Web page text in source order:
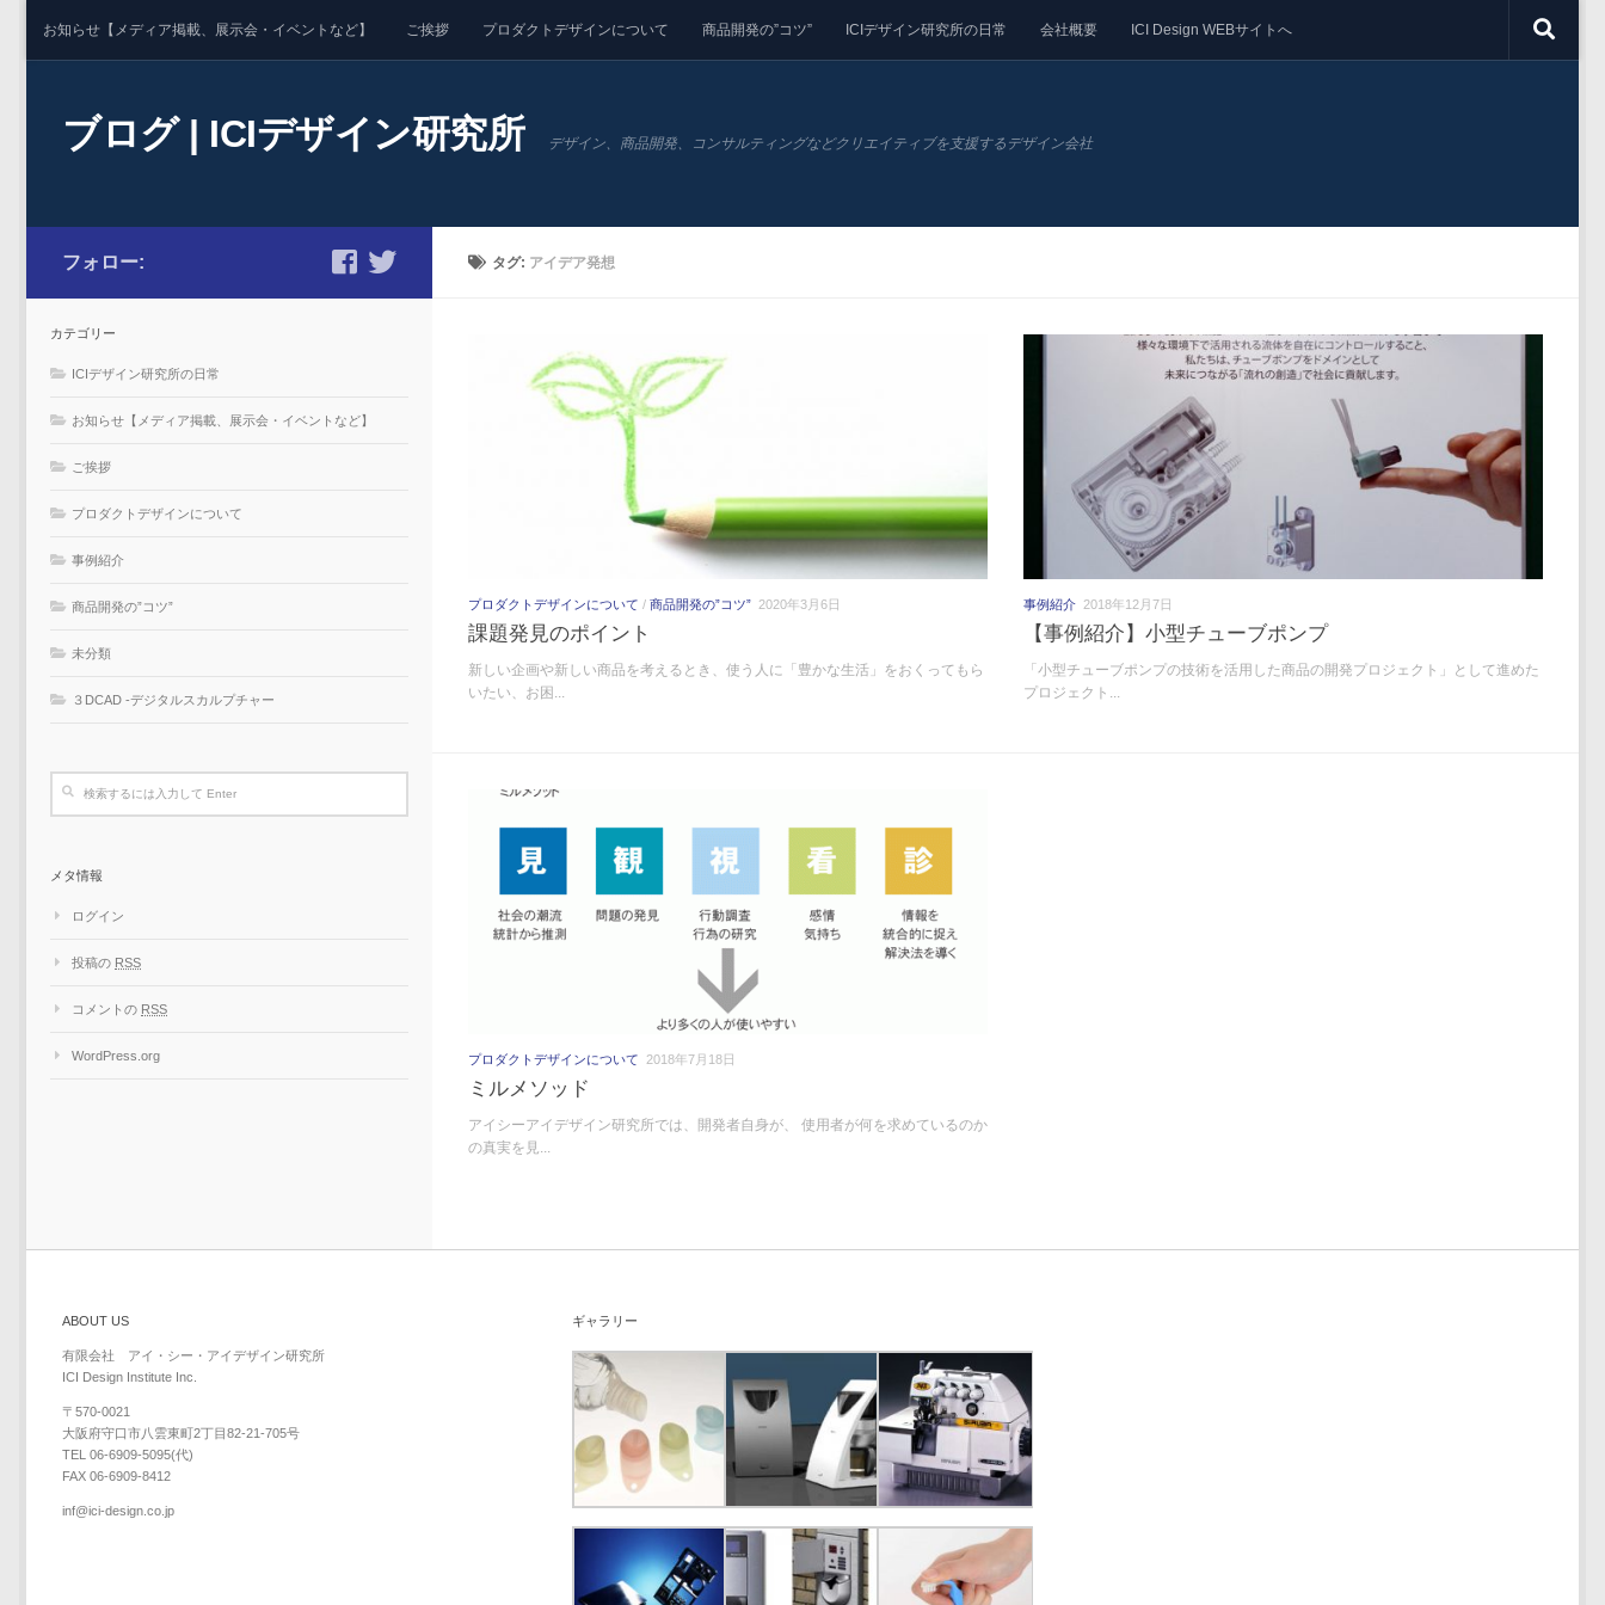
Skip to content
お知らせ【メディア掲載、展示会・イベントなど】 ご挨拶 プロダクトデザインについて 商品開発の”コツ” ICIデザイン研究所の日常 会社概要 ICI Design WEBサイトへ
ブログ | ICIデザイン研究所 デザイン、商品開発、コンサルティングなどクリエイティブを支援するデザイン会社
タグ: アイデア発想
プロダクトデザインについて / 商品開発の”コツ” 2020年3月6日
課題発見のポイント
新しい企画や新しい商品を考えるとき、使う人に「豊かな生活」をおくってもら
いたい、お困...
事例紹介 2018年12月7日
【事例紹介】小型チューブポンプ
「小型チューブポンプの技術を活用した商品の開発プロジェクト」として進めた
プロジェクト...
プロダクトデザインについて 2018年7月18日
ミルメソッド
アイシーアイデザイン研究所では、開発者自身が、 使用者が何を求めているのか
の真実を見...
フォロー:
カテゴリー
ICIデザイン研究所の日常
お知らせ【メディア掲載、展示会・イベントなど】
ご挨拶
プロダクトデザインについて
事例紹介
商品開発の”コツ”
未分類
３DCAD -デジタルスカルプチャー
メタ情報
ログイン
投稿の RSS
コメントの RSS
WordPress.org
ABOUT US
有限会社 アイ・シー・アイデザイン研究所
ICI Design Institute Inc.
〒570-0021
大阪府守口市八雲東町2丁目82-21-705号
TEL 06-6909-5095(代)
FAX 06-6909-8412
inf@ici-design.co.jp
ギャラリー